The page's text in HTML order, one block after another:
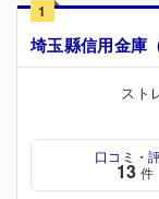
1
埼玉縣信用金庫
スト
口コミ・
13 件